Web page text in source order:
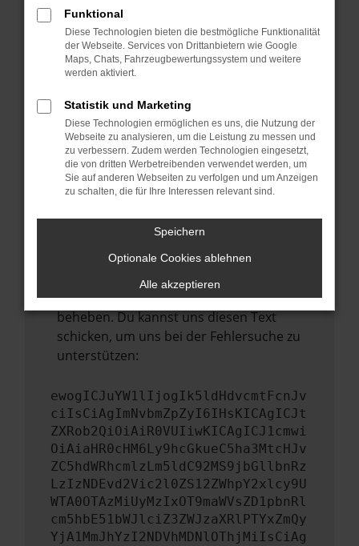
Fenster?
Starte dein Gerät neu.
Das kann manchmal helfen,
vorübergehende Probleme zu beheben.
Stelle sicher, dass dein Browser und dein
Betriebssystem auf dem neuesten Stand
sind.
Veraltete Software birgt nicht nur ein
Sicherheitsrisiko, sondern kann auch dazu
führen, dass bestimmte Funktionen nicht
mehr unterstützt werden.
Wende dich an den Webseitenbetreiber.
Wenn du alle oben genannten Schritte
versucht hast, kontaktiere uns bitte. Wir
werden versuchen, das Problem zu
beheben. Du kannst uns diesen Text
schicken, um uns bei der Fehlersuche zu
unterstützen:
ewogICJuYW1lIjogIk5ldHdvcmtFcnJv
ciIsCiAgImNvbmZpZyI6IHsKICAgICJt
ZXRob2QiOiAiR0VUIiwKICAgICJ1cmwi
OiAiaHR0cHM6Ly9hcGkueC5ha3MtcHJv
ZC5hdWRhcmlzLm5ldC92MS9jbGllbnRz
LzIzNDEvd2Vic2l0ZS12ZWhpY2xlcy9U
WTA0OTAzMiUyMzIxOT9maWVsZD1pbnRl
cm5hbE51bWJlciZ3ZWJzaXRlPTYxZmQy
YjA1MmJhYzI2NDVhMDNlOThjMiIsCiAg
Funktional
Diese Technologien bieten die bestmögliche Funktionalität
der Webseite. Services von Drittanbietern wie Google
Maps, Chats, Fahrzeugbewertungssystem und weitere
werden aktiviert.
Statistik und Marketing
Diese Technologien ermöglichen es uns, die Nutzung der
Webseite zu analysieren, um die Leistung zu messen und
zu verbessern. Zudem werden Technologien eingesetzt,
die von dritten Werbetreibenden verwendet werden, um
Sie auf anderen Webseiten zu verfolgen und um Anzeigen
zu schalten, die für Ihre Interessen relevant sind.
Speichern
Optionale Cookies ablehnen
Alle akzeptieren